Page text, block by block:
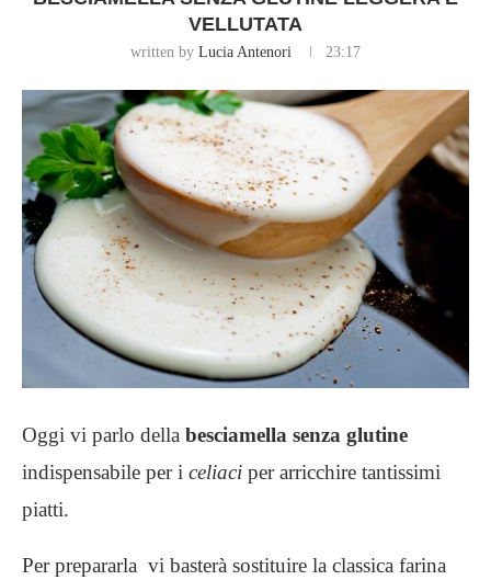
VELLUTATA
written by Lucia Antenori 23:17
Oggi vi parlo della besciamella senza glutine
indispensabile per i celiaci per arricchire tantissimi
piatti.
Per prepararla vi basterà sostituire la classica farina